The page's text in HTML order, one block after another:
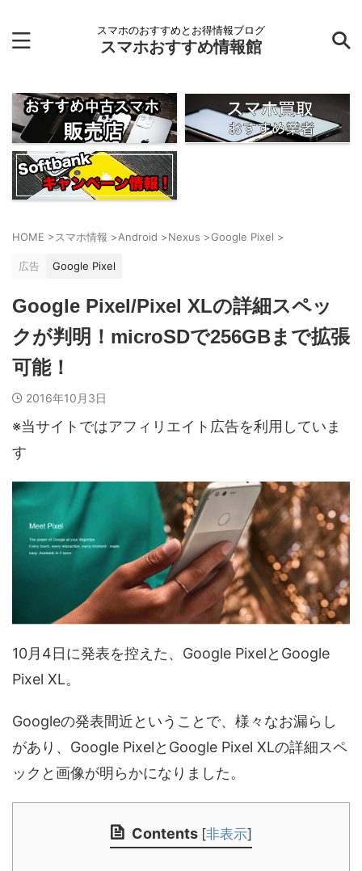
スマホのおすすめとお得情報ブログ
スマホおすすめ情報館
HOME >スマホ情報 >Android >Nexus >Google Pixel >
広告 Google Pixel
Google Pixel/Pixel XLの詳細スペッ
クが判明！microSDで256GBまで拡張
可能！
2016年10月3日
※当サイトではアフィリエイト広告を利用していま
す
10月4日に発表を控えた、Google PixelとGoogle
Pixel XL。
Googleの発表間近ということで、様々なお漏らし
があり、Google PixelとGoogle Pixel XLの詳細スペ
ックと画像が明らかになりました。
Contents [非表示]